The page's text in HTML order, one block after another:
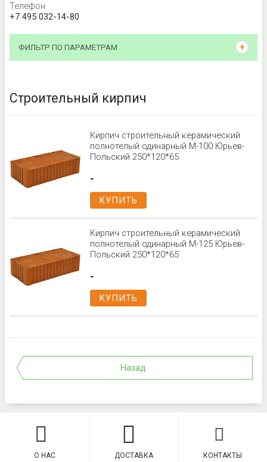
Телефон
+7 495 032-14-80
ФИЛЬТР ПО ПАРАМЕТРАМ
Строительный кирпич
Кирпич строительный керамический
полнотелый одинарный М-100 Юрьев-
Польский 250*120*65
-
КУПИТЬ
Кирпич строительный керамический
полнотелый одинарный М-125 Юрьев-
Польский 250*120*65
-
КУПИТЬ
Назад
О НАС ДОСТАВКА КОНТАКТЫ